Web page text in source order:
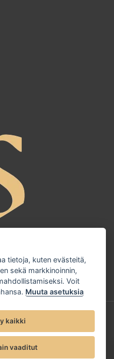
tietoja, kuten evästeitä,
sekä markkinoinnin,
Voit
Muuta asetuksia
kaikki
vaaditut